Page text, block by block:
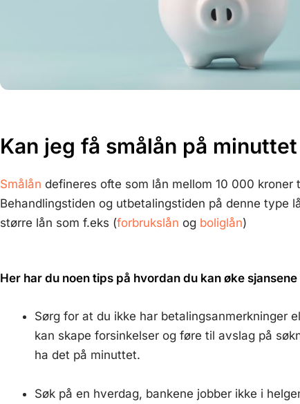
Kan jeg få smålån på
Smålån defineres ofte som lån mellom 10 000 kroner
Behandlingstiden og utbetalingstiden på denne type
større lån som f.eks (forbrukslån og boliglån)
Her har du noen tips på hvordan du kan øke
Sørg for at du ikke har betalingsanmerkninger
kan skape forsinkelser og føre til avslag på
ha det på minuttet.
Søk på en hverdag, bankene jobber ikke i